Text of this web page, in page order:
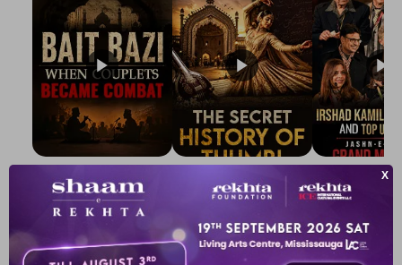
Gave Us Antakshari |
Bait Bazi Explained
Thumri: From
Lucknow’s Courts to
Global Stages
Irshad Kamil,
Kazmi and
e-Rekhta
Mushaira
आप ये भी पढ़ सकते हैं